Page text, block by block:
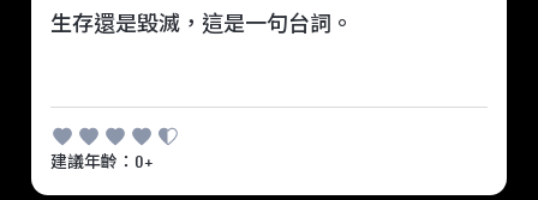
生存還是毀滅，這是一句台詞。
建議年齡：0+